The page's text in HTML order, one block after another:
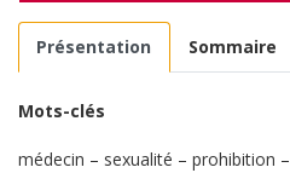
Présentation Sommaire
Mots-clés
médecin – sexualité – prohibition